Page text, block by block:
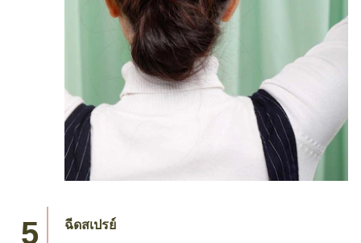
ฉีดสเปรย์